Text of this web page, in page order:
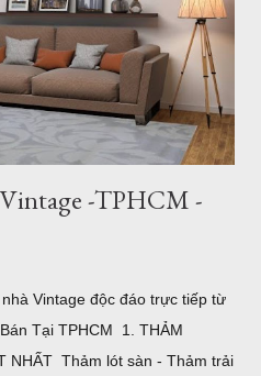
Gòn Mẫu thảm tròn đường
bàn ăn cho 4 người một cách
hiện đại. 2. Thảm Chữ Nhật
Phò...
-TPHCM -
Vintage độc đáo trực tiếp từ
Tại TPHCM 1. THẢM
NHẤT Thảm lót sàn - Thảm trải